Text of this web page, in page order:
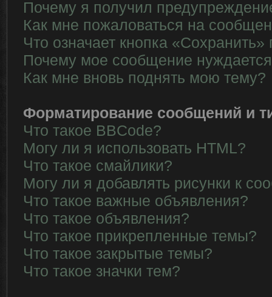
Почему я получил
Как мне пожаловаться на
Что означает кнопка
Почему мое сообщение
Как мне вновь поднять мою тему?
Форматирование сообщений и
Что такое BBCode?
Могу ли я использовать HTML?
Что такое смайлики?
Могу ли я добавлять рисунки к
Что такое важные объявления?
Что такое объявления?
Что такое прикрепленные темы?
Что такое закрытые темы?
Что такое значки тем?